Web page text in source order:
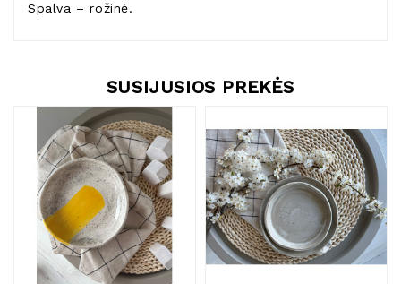
Spalva – rožinė.
SUSIJUSIOS PREKĖS